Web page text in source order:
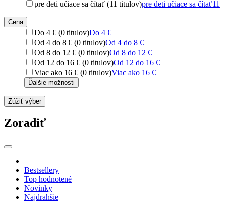
pre deti učiace sa čítať (11 titulov)pre deti učiace sa čítať11
Cena
Do 4 € (0 titulov)Do 4 €
Od 4 do 8 € (0 titulov)Od 4 do 8 €
Od 8 do 12 € (0 titulov)Od 8 do 12 €
Od 12 do 16 € (0 titulov)Od 12 do 16 €
Viac ako 16 € (0 titulov)Viac ako 16 €
Ďalšie možnosti
Zúžiť výber
Zoradiť
Bestsellery
Top hodnotené
Novinky
Najdrahšie